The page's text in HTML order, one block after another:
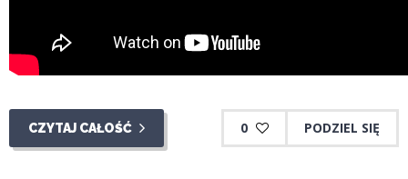
CZYTAJ CAŁOŚĆ 0 PODZIEL SIĘ